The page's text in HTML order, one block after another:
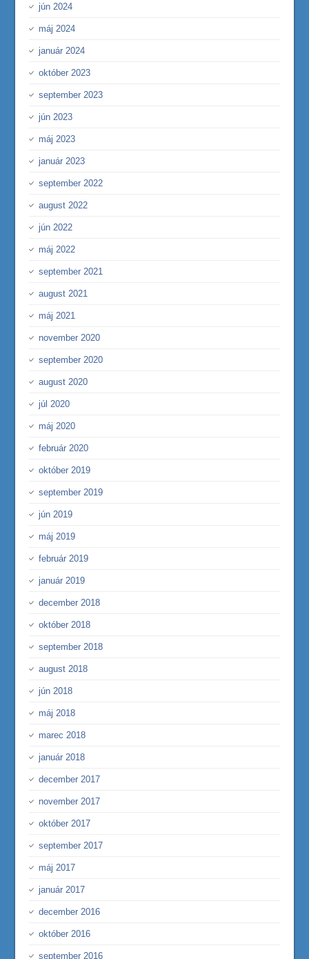
jún 2024
máj 2024
január 2024
október 2023
september 2023
jún 2023
máj 2023
január 2023
september 2022
august 2022
jún 2022
máj 2022
september 2021
august 2021
máj 2021
november 2020
september 2020
august 2020
júl 2020
máj 2020
február 2020
október 2019
september 2019
jún 2019
máj 2019
február 2019
január 2019
december 2018
október 2018
september 2018
august 2018
jún 2018
máj 2018
marec 2018
január 2018
december 2017
november 2017
október 2017
september 2017
máj 2017
január 2017
december 2016
október 2016
september 2016